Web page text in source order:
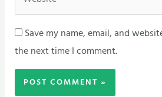
Save my name, email, and
the next time I comment.